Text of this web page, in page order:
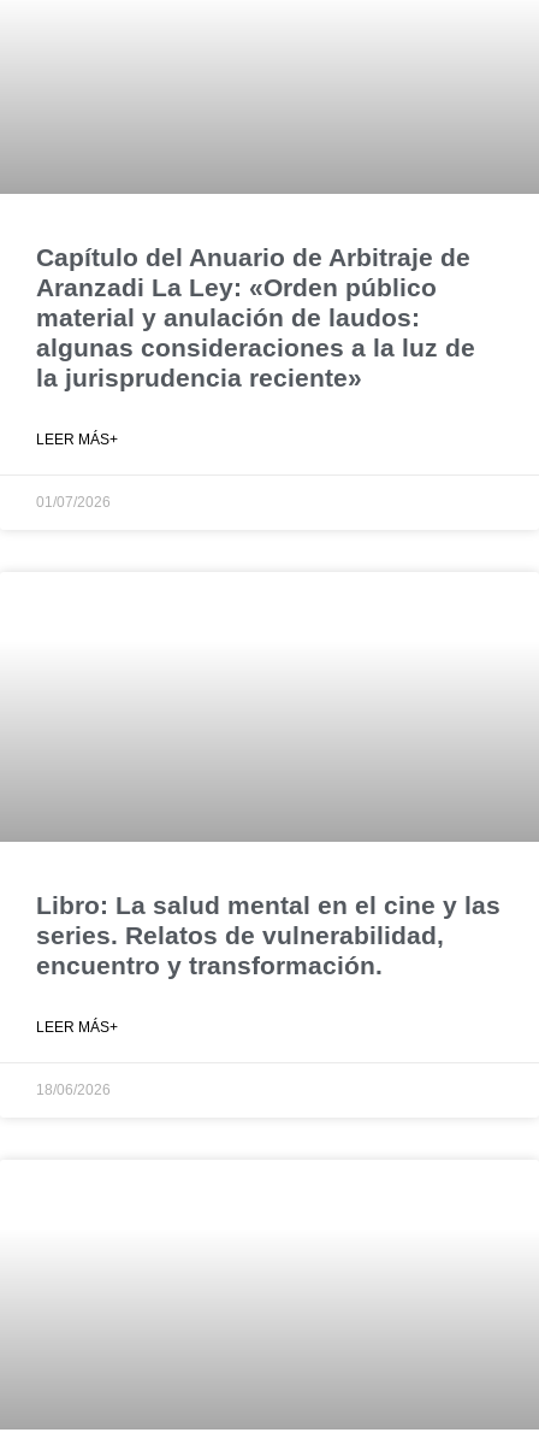
Capítulo del Anuario de Arbitraje de
Aranzadi La Ley: «Orden público
material y anulación de laudos:
algunas consideraciones a la luz de
la jurisprudencia reciente»
LEER MÁS+
01/07/2026
Libro: La salud mental en el cine y las
series. Relatos de vulnerabilidad,
encuentro y transformación.
LEER MÁS+
18/06/2026